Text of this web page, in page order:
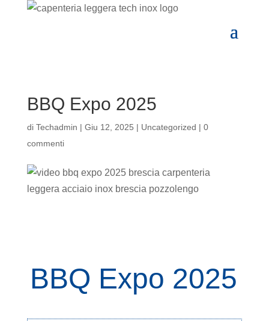
BBQ Expo 2025
di Techadmin | Giu 12, 2025 | Uncategorized | 0
commenti
BBQ Expo 2025